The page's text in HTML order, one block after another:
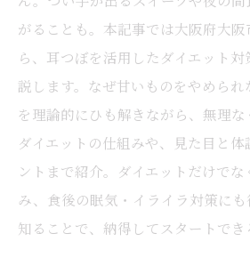
がることも。本記事では大阪府大
ら、耳つぼを活用したダイエット
説します。なぜ甘いものをやめら
を理論的にひも解きながら、無理
ダイエットの仕組みや、見た目と体
ントまで紹介。ダイエットだけでな
み、食後の眠気・イライラ対策に
知ることで、納得してスタートでき